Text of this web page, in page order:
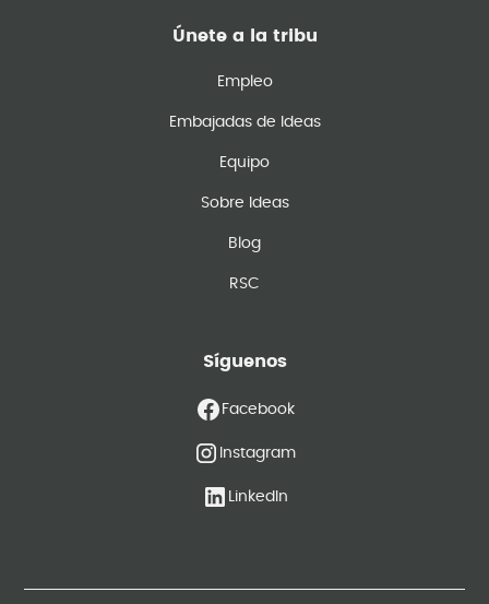
Únete a la tribu
Empleo
Embajadas de Ideas
Equipo
Sobre Ideas
Blog
RSC
Síguenos
Facebook
Instagram
LinkedIn